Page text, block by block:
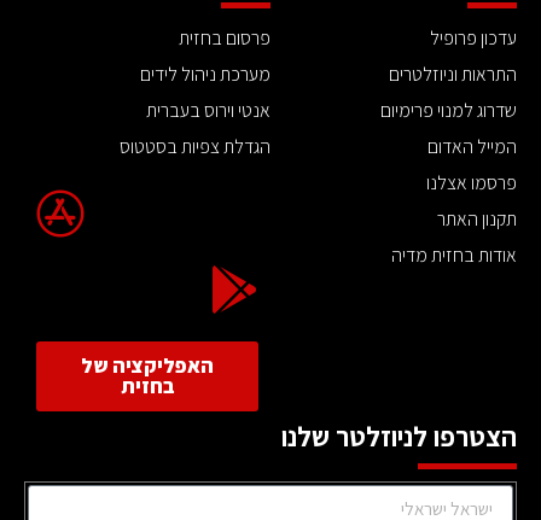
עדכון פרופיל
התראות וניוזלטרים
שדרוג למנוי פרימיום
המייל האדום
פרסמו אצלנו
תקנון האתר
אודות בחזית מדיה
פרסום בחזית
מערכת ניהול לידים
אנטי וירוס בעברית
הגדלת צפיות בסטטוס
האפליקציה של
בחזית
הצטרפו לניוזלטר שלנו